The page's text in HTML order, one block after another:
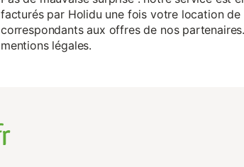
facturés par Holidu une fois votre location
correspondants aux offres de nos
mentions légales.